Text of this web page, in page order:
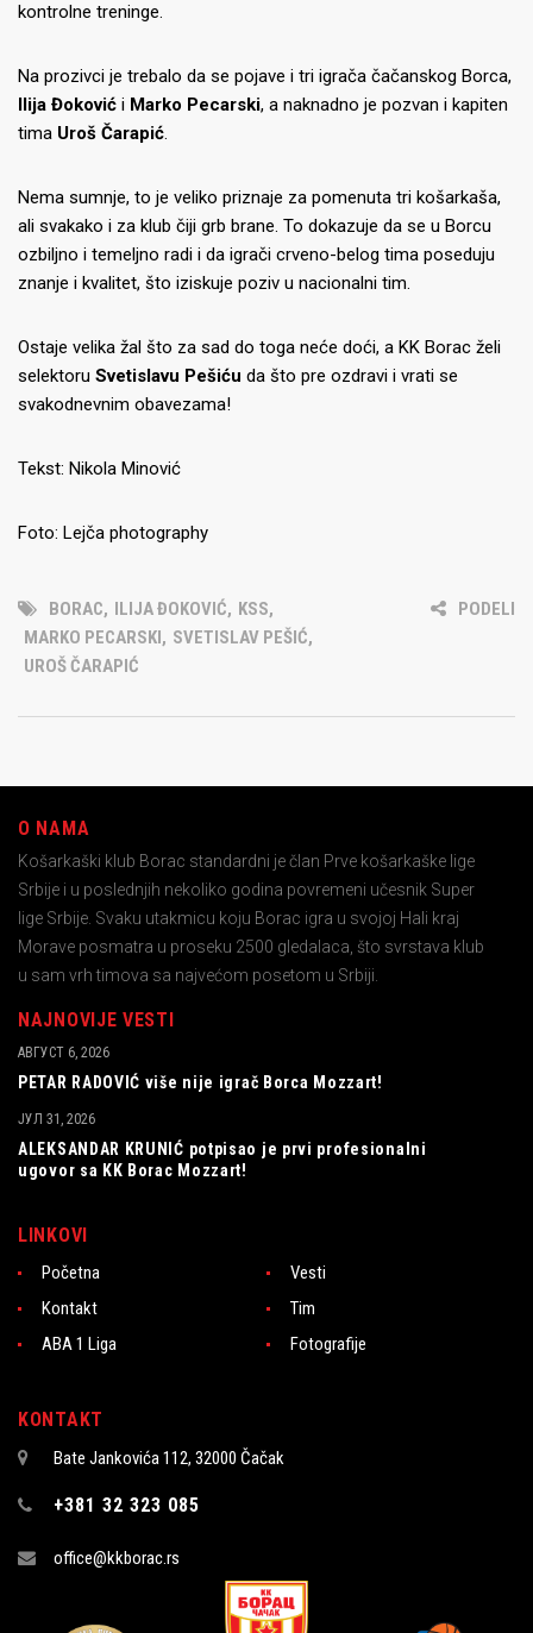
kontrolne treninge.
Na prozivci je trebalo da se pojave i tri igrača čačanskog Borca,
Ilija Đoković i Marko Pecarski, a naknadno je pozvan i kapiten
tima Uroš Čarapić.
Nema sumnje, to je veliko priznaje za pomenuta tri košarkaša,
ali svakako i za klub čiji grb brane. To dokazuje da se u Borcu
ozbiljno i temeljno radi i da igrači crveno-belog tima poseduju
znanje i kvalitet, što iziskuje poziv u nacionalni tim.
Ostaje velika žal što za sad do toga neće doći, a KK Borac želi
selektoru Svetislavu Pešiću da što pre ozdravi i vrati se
svakodnevnim obavezama!
Tekst: Nikola Minović
Foto: Lejča photography
BORAC, ILIJA ĐOKOVIĆ, KSS,
MARKO PECARSKI, SVETISLAV PEŠIĆ,
UROŠ ČARAPIĆ
PODELI
O NAMA
Košarkaški klub Borac standardni je član Prve košarkaške lige
Srbije i u poslednjih nekoliko godina povremeni učesnik Super
lige Srbije. Svaku utakmicu koju Borac igra u svojoj Hali kraj
Morave posmatra u proseku 2500 gledalaca, što svrstava klub
u sam vrh timova sa najvećom posetom u Srbiji.
NAJNOVIJE VESTI
PETAR RADOVIĆ više nije igrač Borca Mozzart!
АВГУСТ 6, 2026
ALEKSANDAR KRUNIĆ potpisao je prvi profesionalni
ugovor sa KK Borac Mozzart!
ЈУЛ 31, 2026
LINKOVI
Početna
Vesti
Kontakt
Tim
ABA 1 Liga
Fotografije
KONTAKT
Bate Jankovića 112, 32000 Čačak
+381 32 323 085
office@kkborac.rs